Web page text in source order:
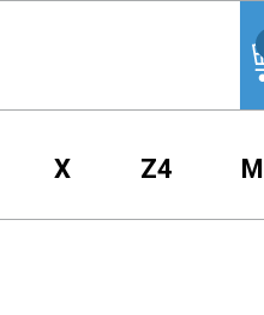
X Z4 M